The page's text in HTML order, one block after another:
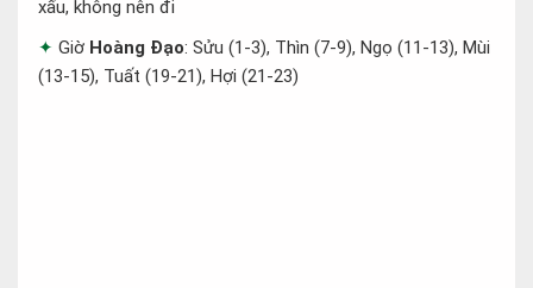
xấu, không nên đi
Giờ Hoàng Đạo: Sửu (1-3), Thìn (7-9), Ngọ (11-13), Mùi
(13-15), Tuất (19-21), Hợi (21-23)